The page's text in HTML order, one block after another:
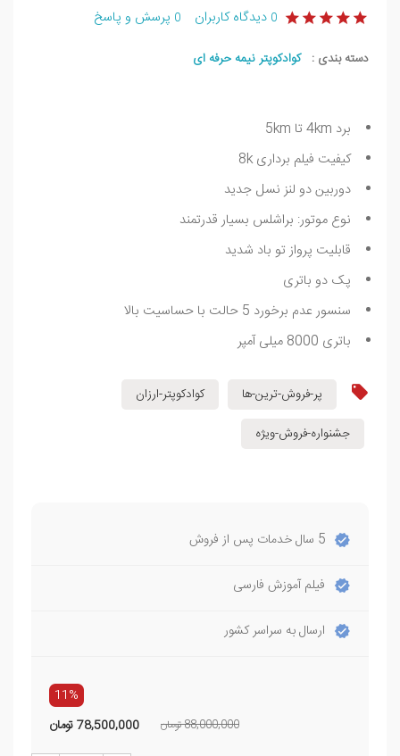
0 دیدگاه کاربران 0 پرسش و پاسخ
دسته بندی : کوادکوپتر نیمه حرفه ای
برد 4km تا 5km
کیفیت فیلم برداری 8k
دوربین دو لنز نسل جدید
نوع موتور: براشلس بسیار قدرتمند
قابلیت پرواز تو باد شدید
پک دو باتری
سنسور عدم برخورد 5 حالت با حساسیت بالا
باتری 8000 میلی آمپر
پر-فروش-ترین-ها
کوادکوپتر-ارزان
جشنواره-فروش-ویژه
5 سال خدمات پس از فروش
فیلم آموزش فارسی
ارسال به سراسر کشور
11%
88,000,000 تومان 78,500,000تومان